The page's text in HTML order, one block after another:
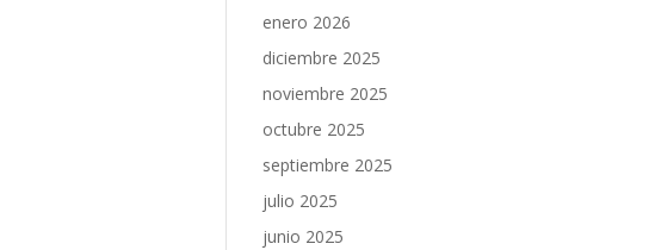
enero 2026
diciembre 2025
noviembre 2025
octubre 2025
septiembre 2025
julio 2025
junio 2025